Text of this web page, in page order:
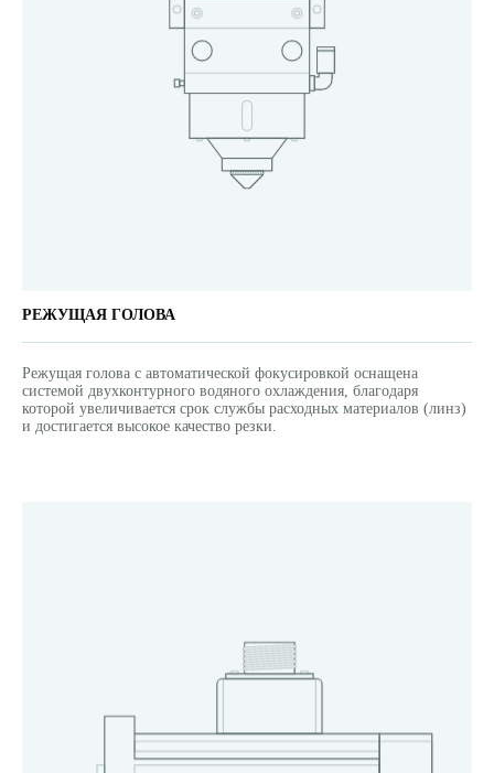
РЕЖУЩАЯ ГОЛОВА
Режущая голова с автоматической фокусировкой оснащена
системой двухконтурного водяного охлаждения, благодаря
которой увеличивается срок службы расходных материалов (линз)
и достигается высокое качество резки.